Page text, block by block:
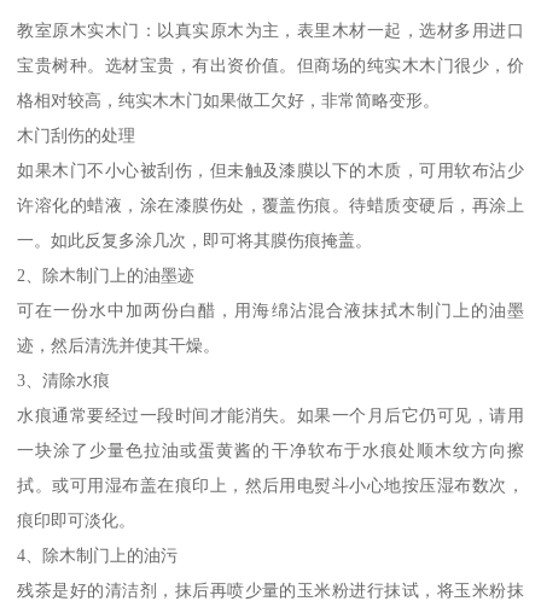
教室原木实木门：以真实原木为主，表里木材一起，选材多用进口
宝贵树种。选材宝贵，有出资价值。但商场的纯实木木门很少，价
格相对较高，纯实木木门如果做工欠好，非常简略变形。
木门刮伤的处理
如果木门不小心被刮伤，但未触及漆膜以下的木质，可用软布沾少
许溶化的蜡液，涂在漆膜伤处，覆盖伤痕。待蜡质变硬后，再涂上
一。如此反复多涂几次，即可将其膜伤痕掩盖。
2、除木制门上的油墨迹
可在一份水中加两份白醋，用海绵沾混合液抹拭木制门上的油墨
迹，然后清洗并使其干燥。
3、清除水痕
水痕通常要经过一段时间才能消失。如果一个月后它仍可见，请用
一块涂了少量色拉油或蛋黄酱的干净软布于水痕处顺木纹方向擦
拭。或可用湿布盖在痕印上，然后用电熨斗小心地按压湿布数次，
痕印即可淡化。
4、除木制门上的油污
残茶是好的清洁剂，抹后再喷少量的玉米粉进行抹试，将玉米粉抹